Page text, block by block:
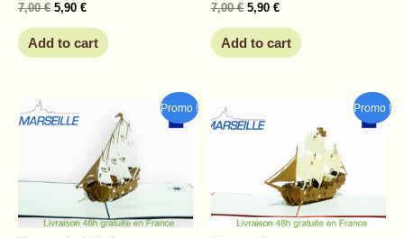
7,00€ 5,90 €
Add to cart
7,00€ 5,90 €
Add to cart
Promo !
price
5,90 €.
Promo !
price
was:
5,90 €.